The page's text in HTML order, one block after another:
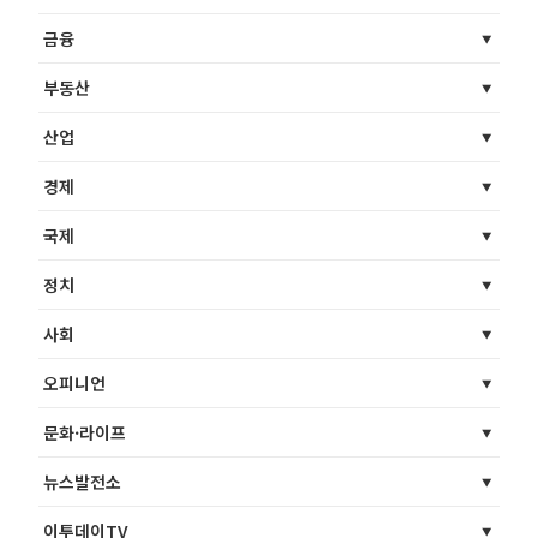
금융
부동산
산업
경제
국제
정치
사회
오피니언
문화·라이프
뉴스발전소
이투데이TV